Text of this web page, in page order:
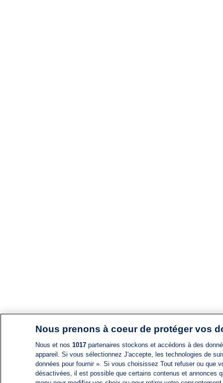
Nous prenons à coeur de protéger vos
Nous et nos 1017partenaires stockons et accédons à des
appareil. Si vous sélectionnez J'accepte, les technologies de
données pour fournir ». Si vous choisissez Tout refuser ou
désactivées, il est possible que certains contenus et annonces